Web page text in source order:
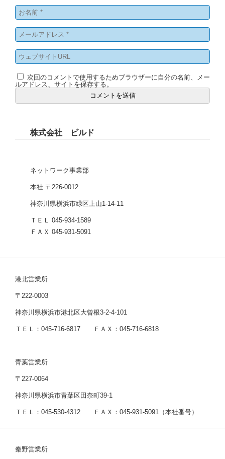
次回のコメントで使用するためブラウザーに自分の名前、メー
ルアドレス、サイトを保存する。
株式会社 ビルド
ネットワーク事業部
本社 〒226-0012
神奈川県横浜市緑区上山1-14-11
ＴＥＬ 045-934-1589
ＦＡＸ 045-931-5091
港北営業所
〒222-0003
神奈川県横浜市港北区大曾根3-2-4-101
ＴＥＬ：045-716-6817 ＦＡＸ：045-716-6818
青葉営業所
〒227-0064
神奈川県横浜市青葉区田奈町39-1
ＴＥＬ：045-530-4312 ＦＡＸ：045-931-5091（本社番号）
秦野営業所